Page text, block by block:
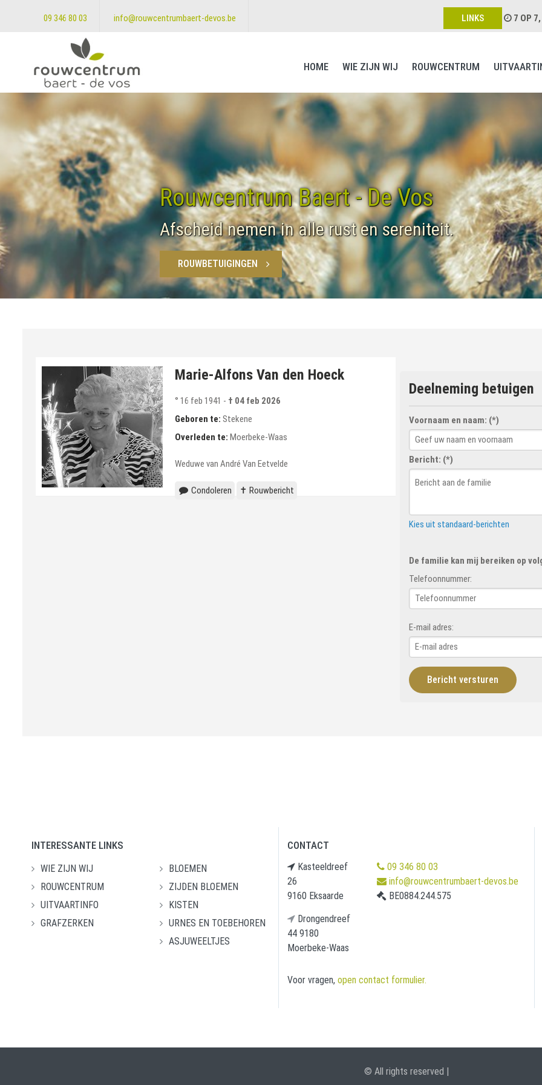
09 346 80 03 info@rouwcentrumbaert-devos.be LINKS 7 OP
HOME WIE ZIJN WIJ ROUWCENTRUM
Rouwcentrum Baert - De Vos
Afscheid nemen in alle rust en sereniteit.
ROUWBETUIGINGEN
Marie-Alfons Van den Hoeck
° 16 feb 1941 - † 04 feb 2026
Geboren te: Stekene
Overleden te: Moerbeke-Waas
Weduwe van André Van Eetvelde
Condoleren ✝ Rouwbericht
Deelneming betuigen
Voornaam en naam: (*)
Bericht: (*)
Kies uit standaard-berichten
De familie kan mij bereiken op
Telefoonnummer:
E-mail adres:
INTERESSANTE LINKS
WIE ZIJN WIJ
ROUWCENTRUM
UITVAARTINFO
GRAFZERKEN
BLOEMEN
ZIJDEN BLOEMEN
KISTEN
URNES EN TOEBEHOREN
ASJUWEELTJES
CONTACT
Kasteeldreef
26
9160 Eksaarde
Drongendreef
44 9180
Moerbeke-Waas
09 346 80 03
info@rouwcentrumbaert-devos.be
BE0884.244.575
Voor vragen,open contact formulier.
© All rights reserved |